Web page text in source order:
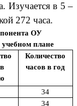
Изучается в 5 –
272 часа.
ОУ
учебном плане
Количество
часов в год
34
34